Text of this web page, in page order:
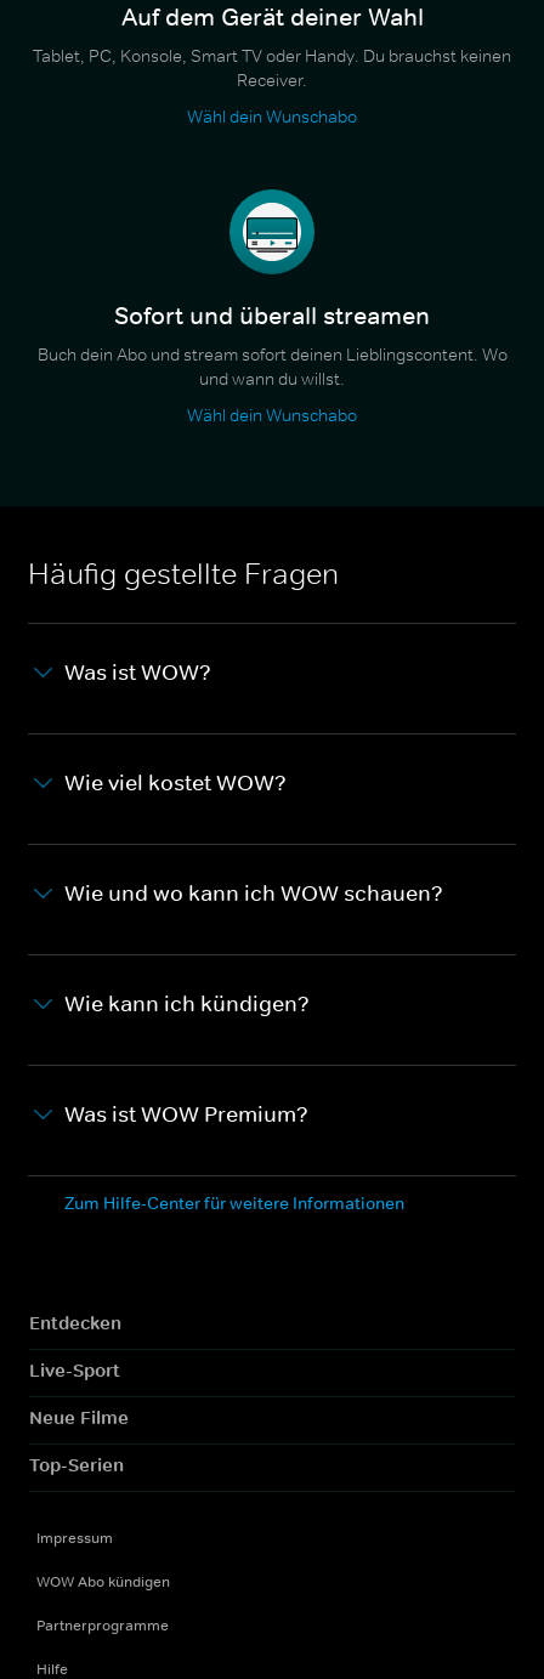
Auf dem Gerät deiner Wahl
Tablet, PC, Konsole, Smart TV oder Handy. Du brauchst keinen
Receiver.
Wähl dein Wunschabo
Sofort und überall streamen
Buch dein Abo und stream sofort deinen Lieblingscontent. Wo
und wann du willst.
Wähl dein Wunschabo
Häufig gestellte Fragen
Was ist WOW?
Wie viel kostet WOW?
Wie und wo kann ich WOW schauen?
Wie kann ich kündigen?
Was ist WOW Premium?
Zum Hilfe-Center für weitere Informationen
Entdecken
Live-Sport
Neue Filme
Top-Serien
Impressum
WOW Abo kündigen
Partnerprogramme
Hilfe